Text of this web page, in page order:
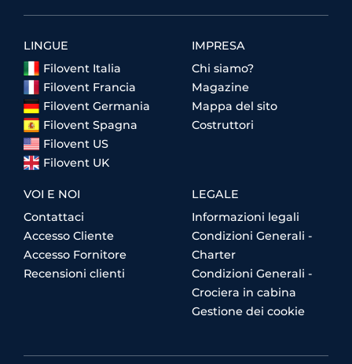
LINGUE
Filovent Italia
Filovent Francia
Filovent Germania
Filovent Spagna
Filovent US
Filovent UK
IMPRESA
Chi siamo?
Magazine
Mappa del sito
Costruttori
VOI E NOI
Contattaci
Accesso Cliente
Accesso Fornitore
Recensioni clienti
LEGALE
Informazioni legali
Condizioni Generali -
Charter
Condizioni Generali -
Crociera in cabina
Gestione dei cookie